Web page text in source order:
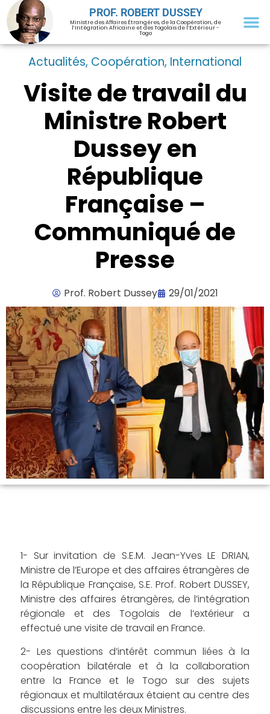
PROF. ROBERT DUSSEY
Ministre des Affaires Étrangères, de la Coopération, de
l’Intégration Africaine et des Togolais de l’Extérieur -
Togo
Actualités, Coopération, International
Visite de travail du
Ministre Robert
Dussey en
République
Française –
Communiqué de
Presse
Prof. Robert Dussey 29/01/2021
1- Sur invitation de S.E.M. Jean-Yves LE DRIAN,
Ministre de l’Europe et des affaires étrangères de
la République Française, S.E. Prof. Robert DUSSEY,
Ministre des affaires étrangères, de l’intégration
régionale et des Togolais de l’extérieur a
effectué une visite de travail en France.
2- Les questions d’intérêt commun liées à la
coopération bilatérale et à la collaboration
entre la France et le Togo sur des sujets
régionaux et multilatéraux étaient au centre des
discussions entre les deux Ministres.